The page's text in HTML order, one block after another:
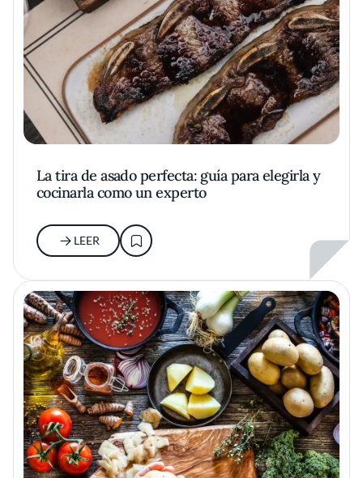
La tira de asado perfecta: guía para elegirla y
cocinarla como un experto
LEER